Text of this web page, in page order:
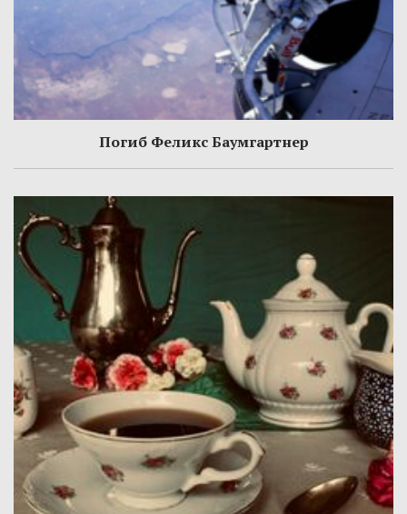
Погиб Феликс Баумгартнер